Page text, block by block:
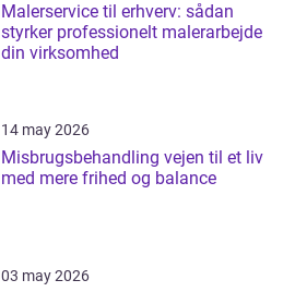
Malerservice til erhverv: sådan
styrker professionelt malerarbejde
din virksomhed
14 may 2026
Misbrugsbehandling vejen til et liv
med mere frihed og balance
03 may 2026